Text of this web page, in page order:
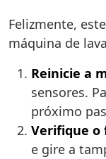
Felizmente,
máquina de
Reinicie a
sensores.
próximo
Verifique o
e gire a